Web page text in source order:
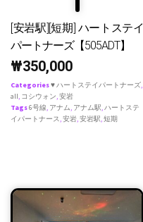
[安岩駅][短期] ハートステイ
パートナーズ【505ADT】
₩350,000
Categories♥ ハートステイパートナーズ
all コシウォン 安岩
Tags6号線 アナム アナム駅 ハートステ
イパートナース 安岩 安岩駅 短期